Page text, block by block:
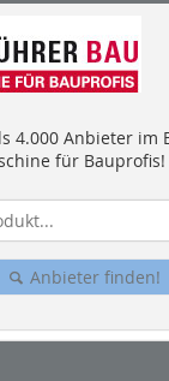
4.000 Anbieter im
für Bauprofis!
Anbieter finden!